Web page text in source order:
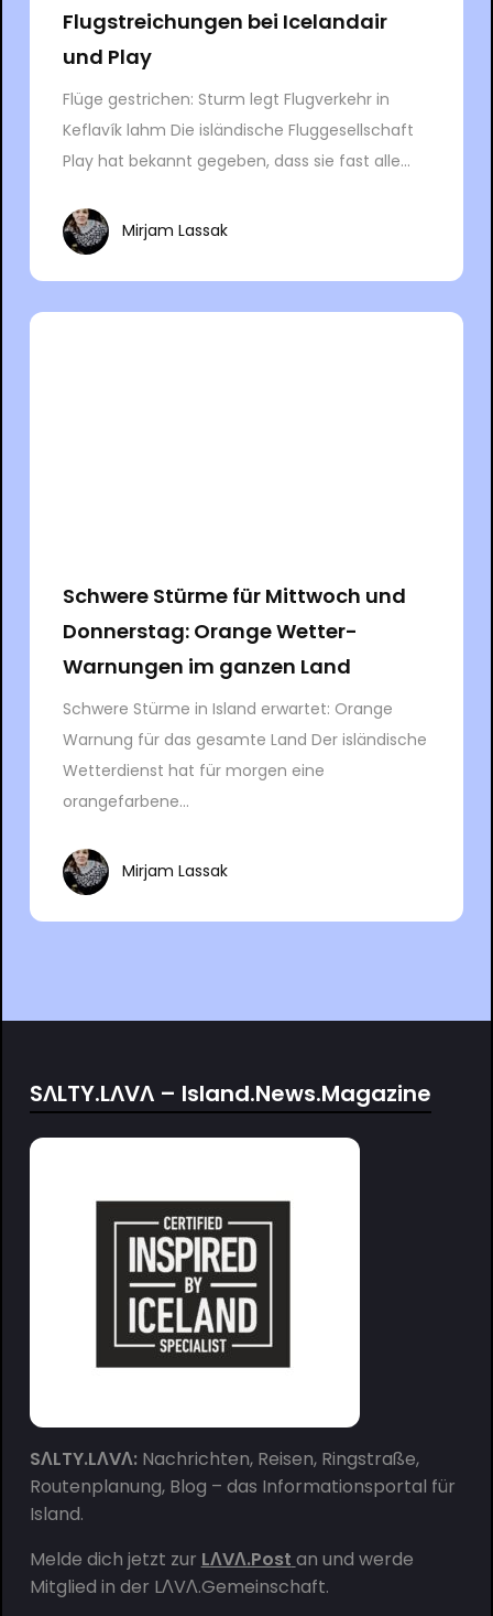
Flugstreichungen bei Icelandair
und Play
Flüge gestrichen: Sturm legt Flugverkehr in
Keflavík lahm Die isländische Fluggesellschaft
Play hat bekannt gegeben, dass sie fast alle...
Mirjam Lassak
Schwere Stürme für Mittwoch und
Donnerstag: Orange Wetter-
Warnungen im ganzen Land
Schwere Stürme in Island erwartet: Orange
Warnung für das gesamte Land Der isländische
Wetterdienst hat für morgen eine
orangefarbene...
Mirjam Lassak
SΛLTY.LΛVΛ – Island.News.Magazine
SΛLTY.LΛVΛ:Nachrichten, Reisen, Ringstraße,
Routenplanung, Blog – das Informationsportal für
Island.
Melde dich jetzt zur LΛVΛ.Post an und werde
Mitglied in der LΛVΛ.Gemeinschaft.